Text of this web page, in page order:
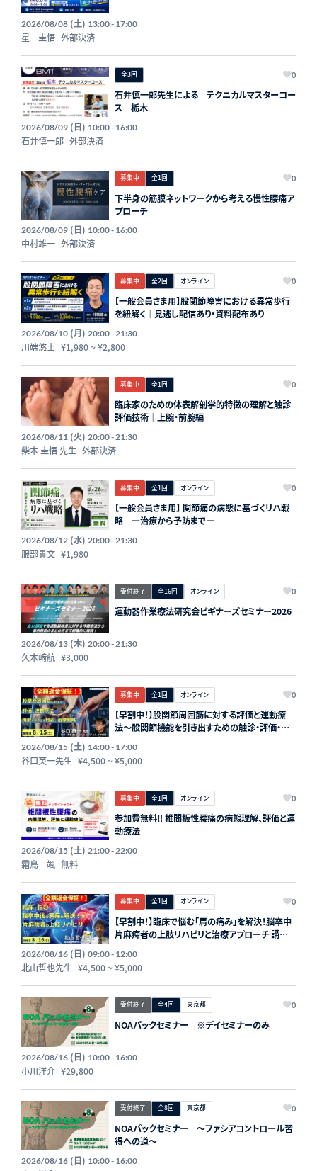
2026/08/08(土) 13:00 - 17:00
星 圭悟 外部決済
全3回 0
石井慎一郎先生による テクニカルマスターコー
ス 栃木
2026/08/09(日) 10:00 - 16:00
石井慎一郎 外部決済
募集中 全1回 0
下半身の筋膜ネットワークから考える慢性腰痛ア
プローチ
2026/08/09(日) 10:00 - 16:00
中村雄一 外部決済
募集中 全2回 オンライン 0
【一般会員さま用】股関節障害における異常歩行
を紐解く｜見逃し配信あり・資料配布あり
2026/08/10(月) 20:00 - 21:30
川端悠士 ¥1,980~¥2,800
募集中 全1回 0
臨床家のための体表解剖学的特徴の理解と触診
評価技術｜上腕・前腕編
2026/08/11(火) 20:00 - 21:30
柴本 圭悟 先生 外部決済
募集中 全1回 オンライン 0
【一般会員さま用】 関節痛の病態に基づくリハ戦
略 ―治療から予防まで―
2026/08/12(水) 20:00 - 21:30
服部貴文 ¥1,980
受付終了 全16回 オンライン 0
運動器作業療法研究会ビギナーズセミナー2026
2026/08/13(木) 20:00 - 21:30
久木﨑航 ¥3,000
募集中 全1回 オンライン 0
【早割中！】股関節周囲筋に対する評価と運動療
法〜股関節機能を引き出すための触診・評価・治
ォーライフ】
2026/08/15(土) 14:00 - 17:00
谷口英一先生 ¥4,500~¥5,000
募集中 全1回 オンライン 0
参加費無料‼️ 椎間板性腰痛の病態理解、評価と運
動療法
2026/08/15(土) 21:00 - 22:00
霜鳥 颯 無料
募集中 全1回 オンライン 0
【早割中！】臨床で悩む「肩の痛み」を解決！脳卒中
片麻痺者の上肢リハビリと治療アプローチ 講師：
2026/08/16(日) 09:00 - 12:00
北山哲也先生 ¥4,500~¥5,000
受付終了 全4回 東京都 0
NOAパックセミナー ※デイセミナーのみ
2026/08/16(日) 10:00 - 16:00
小川洋介 ¥29,800
受付終了 全8回 東京都 0
NOAパックセミナー 〜ファシアコントロール習
得への道〜
2026/08/16(日) 10:00 - 16:00